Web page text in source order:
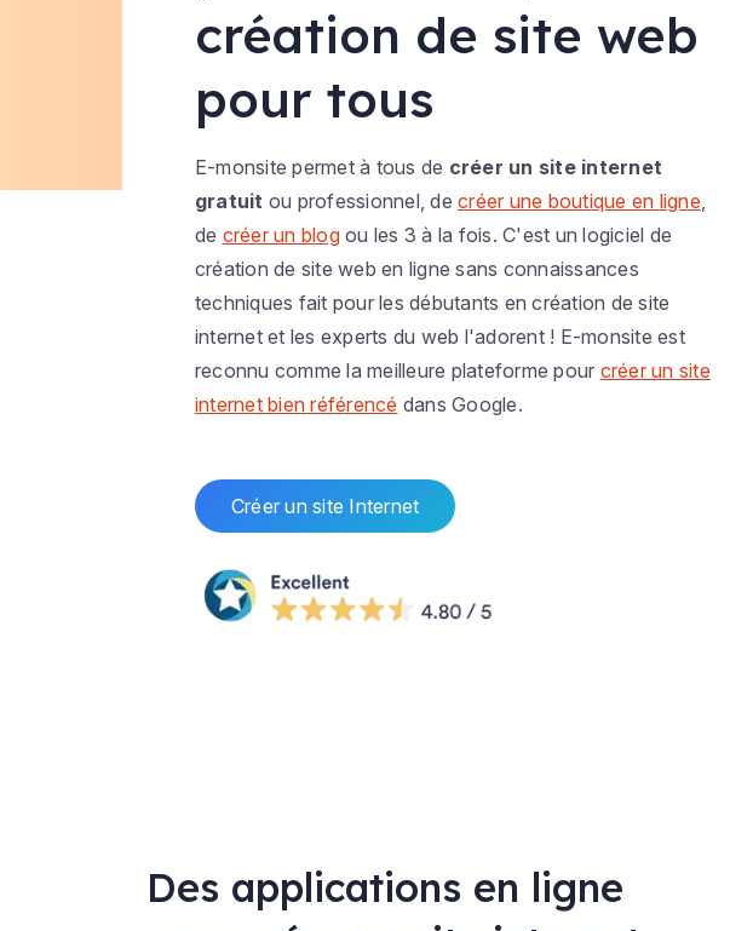
création de site web
pour tous
E-monsite permet à tous de créer un site internet
gratuit ou professionnel, decréer une boutique en ligne,
de créer un blogou les 3 à la fois. C'est un logiciel de
création de site web en ligne sans connaissances
techniques fait pour les débutants en création de site
internet et les experts du web l'adorent ! E-monsite est
reconnu comme la meilleure plateforme pour créer un site
internet bien référencé dans Google.
Créer un site Internet
Des applications en ligne